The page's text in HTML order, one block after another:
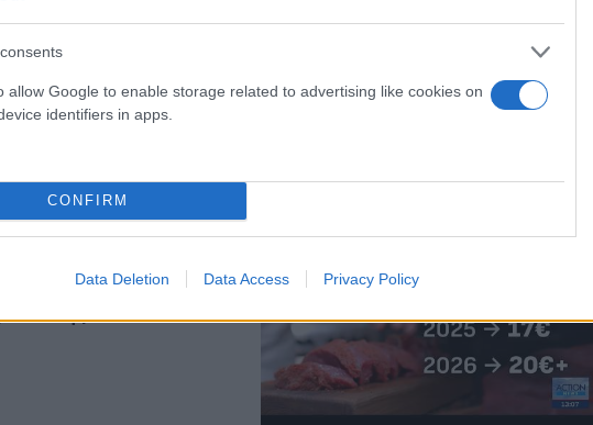
allow Google to enable storage related to advertising like cookies on
identifiers in apps.
CONFIRM
Data Deletion Data Access Privacy Policy
κίνδυνος σοβαρής
κάκωσης